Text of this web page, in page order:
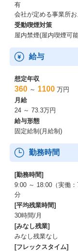
有
会社が定める事業所
受動喫煙対策
屋内禁煙(屋内喫煙可
給与
想定年収
360 ～ 1100 万円
月給
24 ～ 73.3万円
給与形態
固定給制(月給制)
勤務時間
[勤務時間]
9:00 ～ 18:00（実働
分
[平均残業時間]
30時間/月
[みなし残業]
みなし残業なし
[フレックスタイム]